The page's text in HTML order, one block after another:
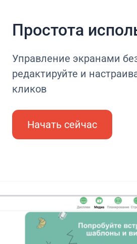
Простота
Управление экранами
редактируйте и
кликов
Начать сейчас